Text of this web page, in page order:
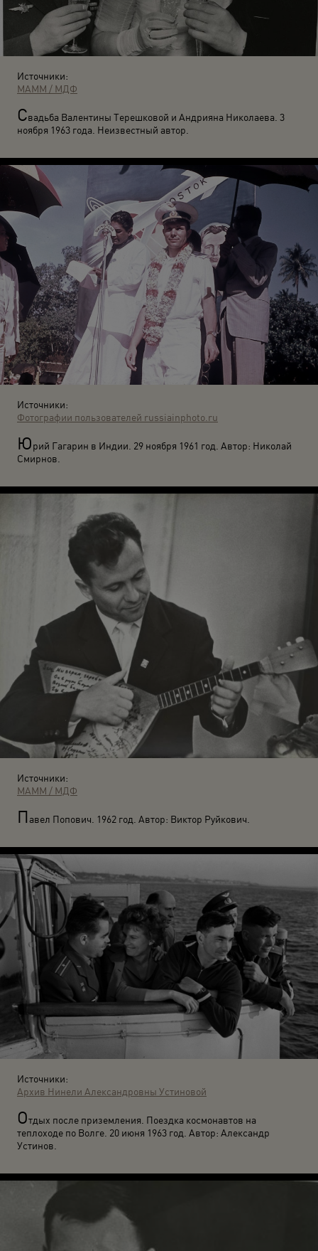
Источники:
МАММ / МДФ
Свадьба Валентины Терешковой и Андрияна Николаева. 3
ноября 1963 года. Неизвестный автор.
Источники:
Фотографии пользователей russiainphoto.ru
Юрий Гагарин в Индии. 29 ноября 1961 год. Автор: Николай
Смирнов.
Источники:
МАММ / МДФ
Павел Попович. 1962 год. Автор: Виктор Руйкович.
Источники:
Архив Нинели Александровны Устиновой
Отдых после приземления. Поездка космонавтов на
теплоходе по Волге. 20 июня 1963 год. Автор: Александр
Устинов.